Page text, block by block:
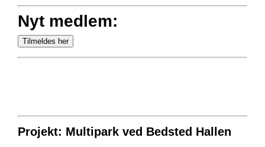
Nyt medlem:
Projekt: Multipark ved Bedsted Hallen